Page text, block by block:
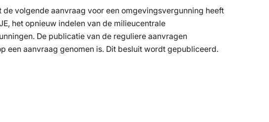
volgende aanvraag voor een omgevingsvergunning heeft
het opnieuw indelen van de milieucentrale
De publicatie van de reguliere aanvragen
een aanvraag genomen is. Dit besluit wordt gepubliceerd.